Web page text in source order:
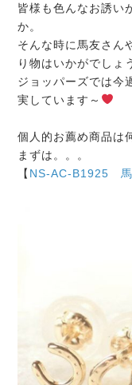
皆様も色んなお誘い
か。
そんな時に馬友さん
り物はいかがでしょ
ジョッパーズでは今
実しています～
個人的お薦め商品は
まずは。。。
【 NS-AC-B1925 馬